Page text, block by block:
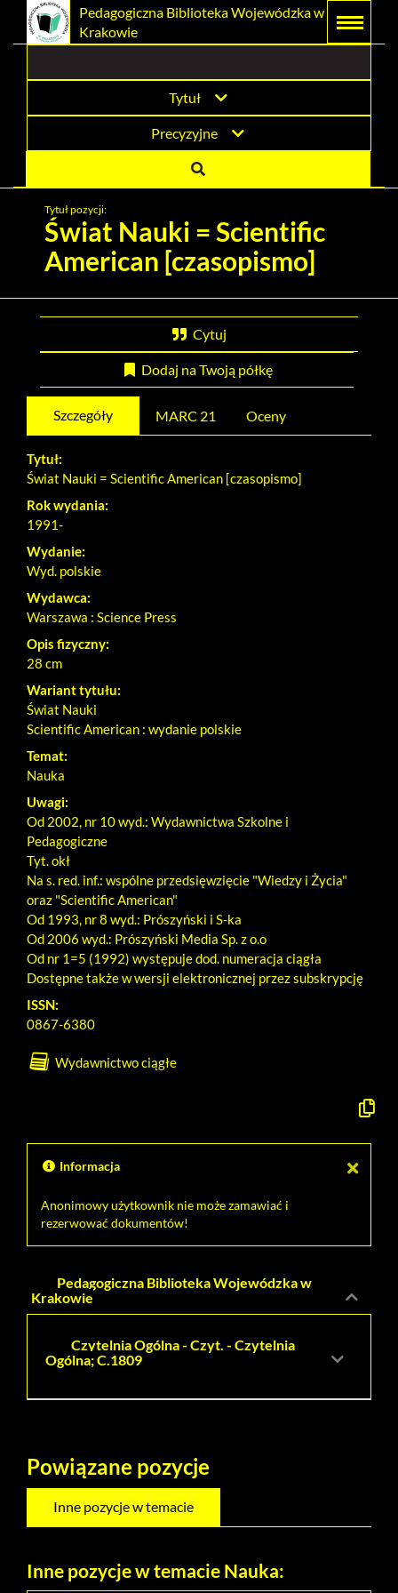
Menu
główne
Wyszukiwarka
Treść
główna
Prolib
Integro
-
Pedagogiczna Biblioteka Wojewódzka w
Krakowie
Menu
Tytuł
Precyzyjne
Tytuł pozycji:
Świat Nauki = Scientific
American [czasopismo]
Cytuj
Dodaj na Twoją półkę
Szczegóły MARC 21 Oceny
Tytuł:
Świat Nauki = Scientific American [czasopismo]
Rok wydania:
1991-
Wydanie:
Wyd. polskie
Wydawca:
Warszawa : Science Press
Opis fizyczny:
28 cm
Wariant tytułu:
Świat Nauki
Scientific American : wydanie polskie
Temat:
Nauka
Uwagi:
Od 2002, nr 10 wyd.: Wydawnictwa Szkolne i
Pedagogiczne
Tyt. okł
Na s. red. inf.: wspólne przedsięwzięcie "Wiedzy i Życia"
oraz "Scientific American"
Od 1993, nr 8 wyd.: Prószyński i S-ka
Od 2006 wyd.: Prószyński Media Sp. z o.o
Od nr 1=5 (1992) występuje dod. numeracja ciągła
Dostępne także w wersji elektronicznej przez subskrypcję
ISSN:
0867-6380
Wydawnictwo ciągłe
Kopiuj
do
Informacja
Anonimowy użytkownik nie może zamawiać i
rezerwować dokumentów!
Pedagogiczna Biblioteka Wojewódzka w
Krakowie
Czytelnia Ogólna - Czyt. - Czytelnia
Ogólna; C.1809
Powiązane pozycje
Inne pozycje w temacie
Inne pozycje w temacie Nauka: